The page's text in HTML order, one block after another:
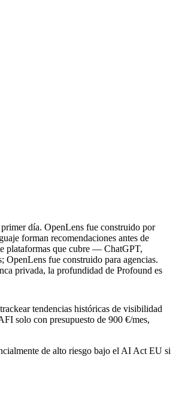
día. OpenLens fue construido por
forman recomendaciones antes de
plataformas que cubre — ChatGPT,
fue construido para agencias.
privada, la profundidad de Profound es
tendencias históricas de visibilidad
solo con presupuesto de 900 €/mes,
de alto riesgo bajo el AI Act EU si